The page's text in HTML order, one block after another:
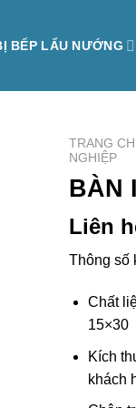
BẾP LẨU NƯỚNG
TRANG
NGHIỆP
BÀN
Liên
Thông số
Chất
15×30
Kích
khách